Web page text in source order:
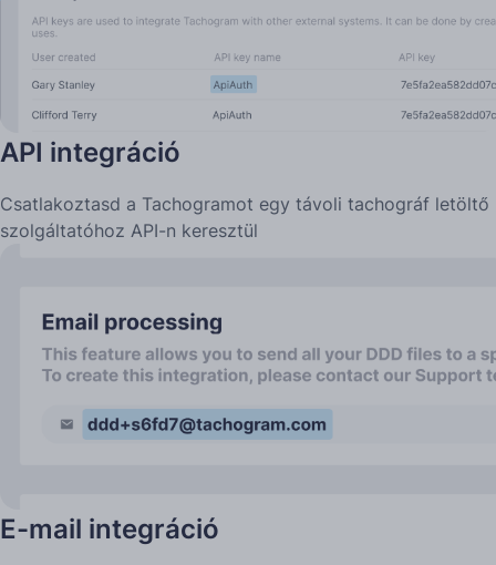
API integráció
Csatlakoztasd a Tachogramot egy távoli tachográf letöltő
szolgáltatóhoz API-n keresztül
E-mail integráció